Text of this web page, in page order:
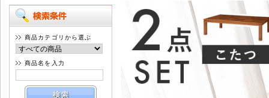
商品カテゴリから選ぶ
商品名を入力